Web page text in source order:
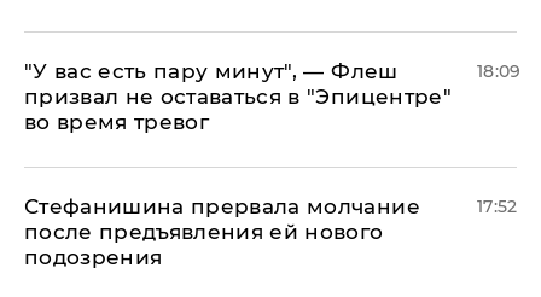
​"У вас есть пару минут", — Флеш
призвал не оставаться в "Эпицентре"
во время тревог
18:09
Стефанишина прервала молчание
после предъявления ей нового
подозрения
17:52